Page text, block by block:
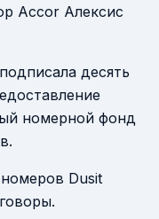
Accor Алексис
десять
номерной фонд
Dusit